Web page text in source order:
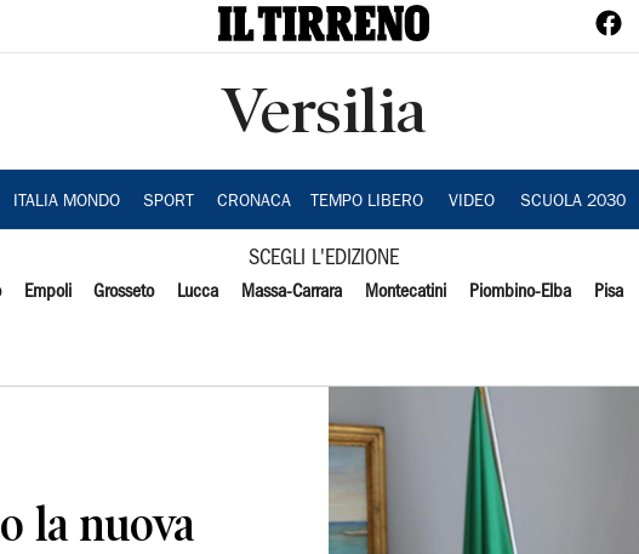
Versilia
ITALIA MONDO SPORT CRONACA TEMPO LIBERO VIDEO SCUOLA 2030
SCEGLI L'EDIZIONE
Empoli Grosseto Lucca Massa-Carrara Montecatini Piombino-Elba Pisa
la nuova